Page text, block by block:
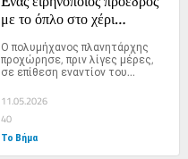
με το όπλο στο χέρι…
Ο πολυμήχανος πλανητάρχης
προχώρησε, πριν λίγες μέρες,
σε επίθεση εναντίον του...
11.05.2026
40
Το Βήμα